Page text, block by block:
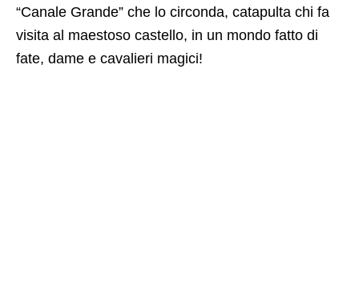
“Canale Grande” che lo circonda, catapulta chi fa
visita al maestoso castello, in un mondo fatto di
fate, dame e cavalieri magici!